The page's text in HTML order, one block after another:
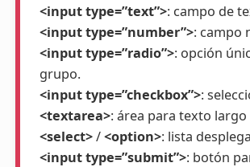
<input type=”text”>: campo de
<input type=”number”>: campo
<input type=”radio”>: opción
grupo.
<input type=”checkbox”>:
<textarea>: área para texto
<select>/<option>: lista
<input type=”submit”>: botón